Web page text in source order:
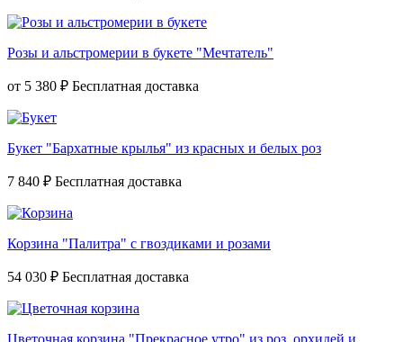
Розы и альстромерии в букете "Мечтатель"
от 5 380 ₽
Букет "Бархатные крылья" из красных и белых роз
7 840 ₽
Корзина "Палитра" с гвоздиками и розами
54 030 ₽
Цветочная корзина "Прекрасное утро" из роз, орхидей и